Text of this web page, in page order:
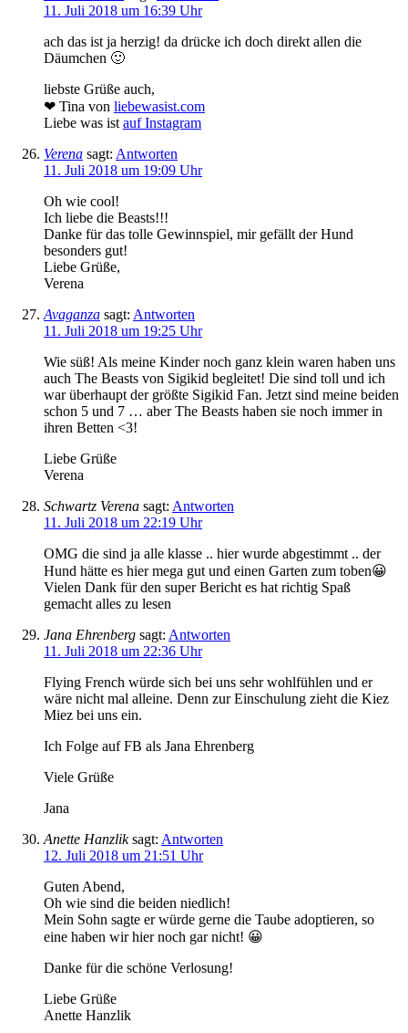
11. Juli 2018 um 16:39 Uhr
ach das ist ja herzig! da drücke ich doch direkt allen die
Däumchen 🙂
liebste Grüße auch,
❤ Tina von liebewasist.com
Liebe was ist auf Instagram
Verena sagt: Antworten
11. Juli 2018 um 19:09 Uhr
Oh wie cool!
Ich liebe die Beasts!!!
Danke für das tolle Gewinnspiel, mir gefällt der Hund
besonders gut!
Liebe Grüße,
Verena
Avaganza sagt: Antworten
11. Juli 2018 um 19:25 Uhr
Wie süß! Als meine Kinder noch ganz klein waren haben uns
auch The Beasts von Sigikid begleitet! Die sind toll und ich
war überhaupt der größte Sigikid Fan. Jetzt sind meine beiden
schon 5 und 7 … aber The Beasts haben sie noch immer in
ihren Betten <3!
Liebe Grüße
Verena
Schwartz Verena sagt: Antworten
11. Juli 2018 um 22:19 Uhr
OMG die sind ja alle klasse .. hier wurde abgestimmt .. der
Hund hätte es hier mega gut und einen Garten zum toben😀
Vielen Dank für den super Bericht es hat richtig Spaß
gemacht alles zu lesen
Jana Ehrenberg sagt: Antworten
11. Juli 2018 um 22:36 Uhr
Flying French würde sich bei uns sehr wohlfühlen und er
wäre nicht mal alleine. Denn zur Einschulung zieht die Kiez
Miez bei uns ein.
Ich Folge auf FB als Jana Ehrenberg
Viele Grüße
Jana
Anette Hanzlik sagt: Antworten
12. Juli 2018 um 21:51 Uhr
Guten Abend,
Oh wie sind die beiden niedlich!
Mein Sohn sagte er würde gerne die Taube adoptieren, so
eine haben wir hier noch gar nicht! 😀
Danke für die schöne Verlosung!
Liebe Grüße
Anette Hanzlik